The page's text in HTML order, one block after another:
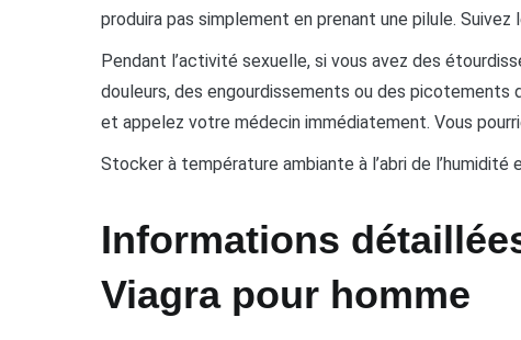
produira pas simplement en prenant une pilule.
Pendant l’activité sexuelle, si vous avez des
douleurs, des engourdissements ou des picotements
et appelez votre médecin immédiatement. Vous
Stocker à température ambiante à l’abri de l’humidité
Informations
Viagra pour homme